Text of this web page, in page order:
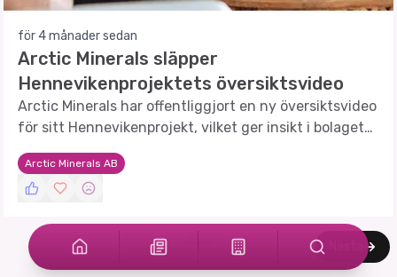
för 4 månader sedan
Arctic Minerals släpper
Hennevikenprojektets översiktsvideo
Arctic Minerals har offentliggjort en ny översiktsvideo
för sitt Hennevikenprojekt, vilket ger insikt i bolagets
framtida prospekteringsplaner.
Arctic Minerals AB